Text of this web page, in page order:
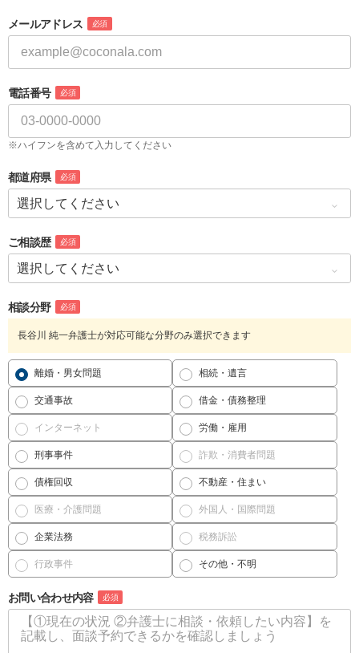
メールアドレス 必須
電話番号 必須
※ハイフンを含めて入力してください
都道府県 必須
ご相談歴 必須
相談分野 必須
長谷川 純一弁護士が対応可能な分野のみ選択できます
離婚・男女問題 相続・遺言
交通事故 借金・債務整理
インターネット 労働・雇用
刑事事件 詐欺・消費者問題
債権回収 不動産・住まい
医療・介護問題 外国人・国際問題
企業法務 税務訴訟
行政事件 その他・不明
お問い合わせ内容 必須